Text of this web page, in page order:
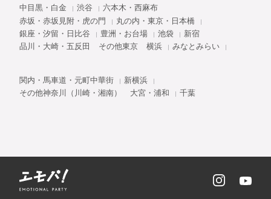
中目黒・白金
渋谷
六本木・西麻布
赤坂・赤坂見附・虎の門
丸の内・東京・日本橋
銀座・汐留・日比谷
豊洲・お台場 池袋
新宿
品川・大崎・五反田
その他東京 横浜 みなとみらい
関内・馬車道・元町中華街
新横浜
その他神奈川（川崎・湘南）
大宮・浦和 千葉